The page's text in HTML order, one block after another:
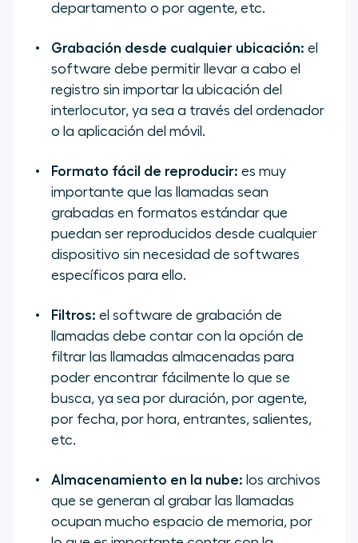
departamento o por agente, etc.
Grabación desde cualquier ubicación: el
software debe permitir llevar a cabo el
registro sin importar la ubicación del
interlocutor, ya sea a través del ordenador
o la aplicación del móvil.
Formato fácil de reproducir: es muy
importante que las llamadas sean
grabadas en formatos estándar que
puedan ser reproducidos desde cualquier
dispositivo sin necesidad de softwares
específicos para ello.
Filtros: el software de grabación de
llamadas debe contar con la opción de
filtrar las llamadas almacenadas para
poder encontrar fácilmente lo que se
busca, ya sea por duración, por agente,
por fecha, por hora, entrantes, salientes,
etc.
Almacenamiento en la nube: los archivos
que se generan al grabar las llamadas
ocupan mucho espacio de memoria, por